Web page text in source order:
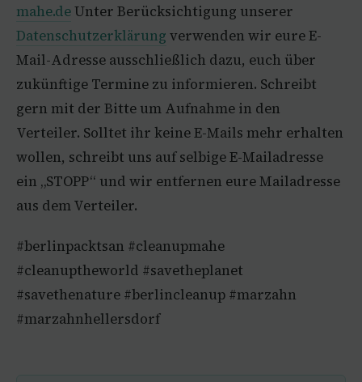
mahe.deUnter Berücksichtigung unserer
Datenschutzerklärung verwenden wir eure E-
Mail-Adresse ausschließlich dazu, euch über
zukünftige Termine zu informieren. Schreibt
gern mit der Bitte um Aufnahme in den
Verteiler. Solltet ihr keine E-Mails mehr erhalten
wollen, schreibt uns auf selbige E-Mailadresse
ein „STOPP“ und wir entfernen eure Mailadresse
aus dem Verteiler.
#berlinpacktsan #cleanupmahe
#cleanuptheworld #savetheplanet
#savethenature #berlincleanup #marzahn
#marzahnhellersdorf